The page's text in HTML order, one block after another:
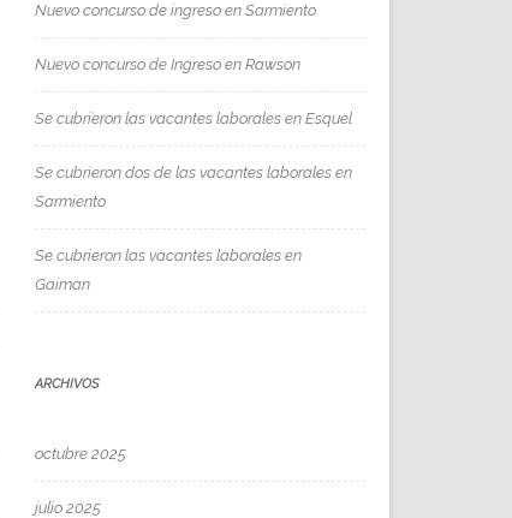
Nuevo concurso de ingreso en Sarmiento
Nuevo concurso de Ingreso en Rawson
Se cubrieron las vacantes laborales en Esquel
Se cubrieron dos de las vacantes laborales en
Sarmiento
Se cubrieron las vacantes laborales en
Gaiman
ARCHIVOS
octubre 2025
julio 2025